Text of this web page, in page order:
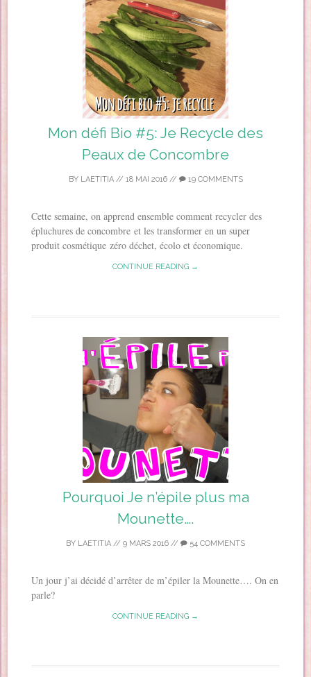
Mon défi Bio #5: Je Recycle des
Peaux de Concombre
BY LAETITIA// 18 MAI 2016// 19 COMMENTS
Cette semaine, on apprend ensemble comment recycler des
épluchures de concombre et les transformer en un super
produit cosmétique zéro déchet, écolo et économique.
CONTINUE READING →
Pourquoi Je n’épile plus ma
Mounette….
BY LAETITIA // 9 MARS 2016 // 54 COMMENTS
Un jour j’ai décidé d’arrêter de m’épiler la Mounette…. On en
parle?
CONTINUE READING →